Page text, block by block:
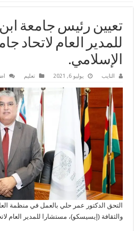
تعيين رئيس جامعة
للمدير العام لاتحاد
الإسلامي.
التايب يوليو 6, 2021 تعليم
التحق الدكتور عمر حلي بالعمل في منظمة
والثقافة (إيسيسكو)، مستشارا للمدير العام